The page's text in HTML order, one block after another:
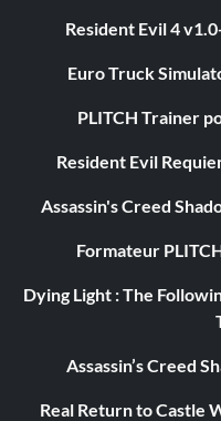
Resident Evil 4
Euro Truck
PLITCH Trainer
Resident Evil
Assassin's Creed
Formateur
Dying Light : The
Assassin’s Creed
Real Return to Castle